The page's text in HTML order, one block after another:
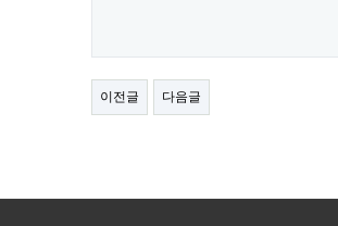
이전글 다음글